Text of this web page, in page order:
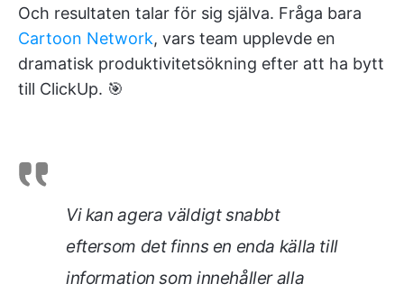
Och resultaten talar för sig själva. Fråga bara
Cartoon Network, vars team upplevde en
dramatisk produktivitetsökning efter att ha bytt
till ClickUp. 🎯
Vi kan agera väldigt snabbt
eftersom det finns en enda källa till
information som innehåller alla